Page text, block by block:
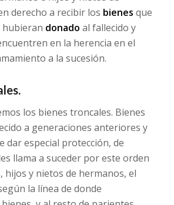
derecho a recibir los bienes que
hubieran donado al fallecido y
en la herencia en el
a la sucesión.
los bienes troncales. Bienes
a generaciones anteriores y
dar especial protección, de
llama a suceder por este orden
hijos y nietos de hermanos, el
la línea de donde